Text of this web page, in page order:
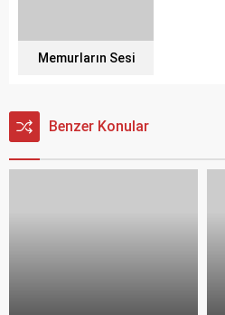
Memurların Sesi
Benzer Konular